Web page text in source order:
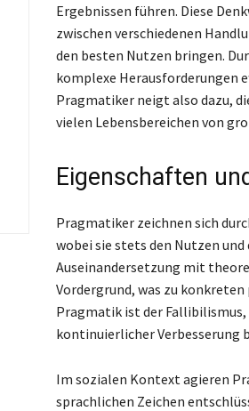
Ergebnissen führen. Diese
zwischen verschiedenen
den besten Nutzen bringen.
komplexe Herausforderungen
Pragmatiker neigt also dazu,
vielen Lebensbereichen von
Eigenschaften
Pragmatiker zeichnen sich
wobei sie stets den Nutzen
Auseinandersetzung mit
Vordergrund, was zu
Pragmatik ist der Fallibilismus,
kontinuierlicher Verbesserung
Im sozialen Kontext agieren
sprachlichen Zeichen